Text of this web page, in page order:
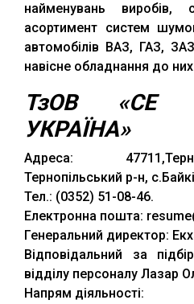
найменувань виробів,
асортимент систем
автомобілів ВАЗ, ГАЗ,
навісне обладнання до
ТзОВ «СЕ
УКРАЇНА»
Адреса:
Тернопільський р-н,
Тел.: (0352) 51-08-46.
Електронна пошта:
Генеральний директор:
Відповідальний за
відділу персоналу Лазар
Напрям діяльності: